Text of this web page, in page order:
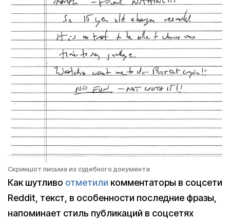
Скриншот письма из судебного документа
Как шутливо отметили комментаторы в соцсети
Reddit, текст, в особенности последние фразы,
напоминает стиль публикаций в соцсетях